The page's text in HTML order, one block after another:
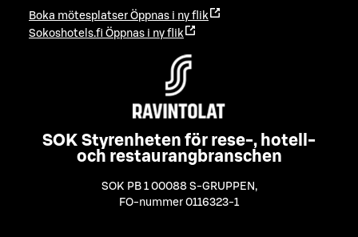
Boka mötesplatser Öppnas i ny flik
Sokoshotels.fi Öppnas i ny flik
SOK Styrenheten för rese-, hotell-
och restaurangbranschen
SOK PB 1 00088 S-GRUPPEN ,
FO-nummer 0116323-1